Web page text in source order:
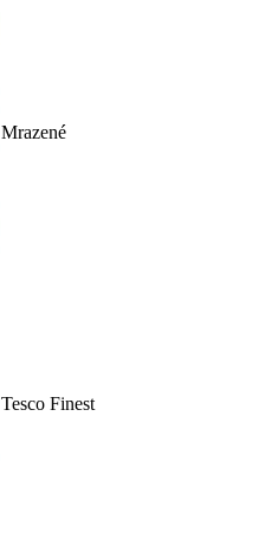
Mrazené
Tesco Finest